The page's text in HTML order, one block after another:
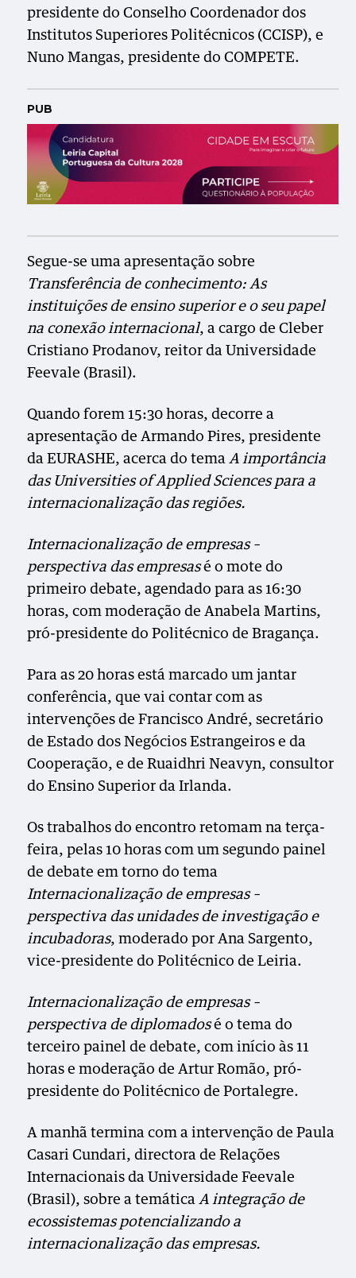
presidente do Conselho Coordenador dos
Institutos Superiores Politécnicos (CCISP), e
Nuno Mangas, presidente do COMPETE.
PUB
Segue-se uma apresentação sobre
Transferência de conhecimento: As
instituições de ensino superior e o seu papel
na conexão internacional, a cargo de Cleber
Cristiano Prodanov, reitor da Universidade
Feevale (Brasil).
Quando forem 15:30 horas, decorre a
apresentação de Armando Pires, presidente
da EURASHE, acerca do temaA importância
das Universities of Applied Sciences para a
internacionalização das regiões.
Internacionalização de empresas –
perspectiva das empresasé o mote do
primeiro debate, agendado para as 16:30
horas, com moderação de Anabela Martins,
pró-presidente do Politécnico de Bragança.
Para as 20 horas está marcado um jantar
conferência, que vai contar com as
intervenções de Francisco André, secretário
de Estado dos Negócios Estrangeiros e da
Cooperação, e de Ruaidhri Neavyn, consultor
do Ensino Superior da Irlanda.
Os trabalhos do encontro retomam na terça-
feira, pelas 10 horas com um segundo painel
de debate em torno do tema
Internacionalização de empresas –
perspectiva das unidades de investigação e
incubadoras, moderado por Ana Sargento,
vice-presidente do Politécnico de Leiria.
Internacionalização de empresas –
perspectiva de diplomadosé o tema do
terceiro painel de debate, com início às 11
horas e moderação de Artur Romão, pró-
presidente do Politécnico de Portalegre.
A manhã termina com a intervenção de Paula
Casari Cundari, directora de Relações
Internacionais da Universidade Feevale
(Brasil), sobre a temáticaA integração de
ecossistemas potencializando a
internacionalização das empresas.